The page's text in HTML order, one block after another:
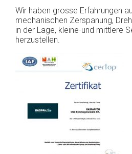
Wir haben grosse Erfahrungen
mechanischen Zerspanung,
in der Lage, kleine-und mittlere
herzustellen.